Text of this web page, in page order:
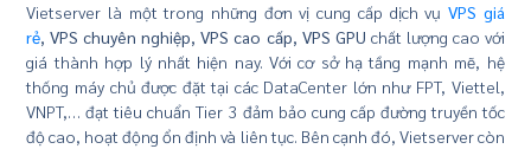
Vietserver là một trong những đơn vị cung cấp dịch vụ VPS giá
rẻ, VPS chuyên nghiệp, VPS cao cấp, VPS GPU chất lượng cao với
giá thành hợp lý nhất hiện nay. Với cơ sở hạ tầng mạnh mẽ, hệ
thống máy chủ được đặt tại các DataCenter lớn như FPT, Viettel,
VNPT,… đạt tiêu chuẩn Tier 3 đảm bảo cung cấp đường truyền tốc
độ cao, hoạt động ổn định và liên tục. Bên cạnh đó, Vietserver còn